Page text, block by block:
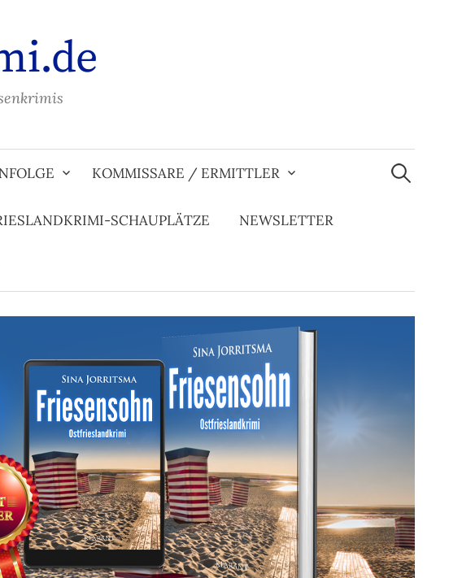
KOMMISSARE / ERMITTLER
SCHAUPLÄTZE NEWSLETTER
Suchen
nach: